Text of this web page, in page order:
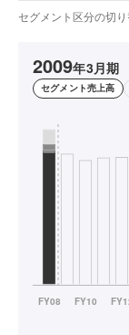
セグメント区分の切
2009年3月期
セグメント売上高